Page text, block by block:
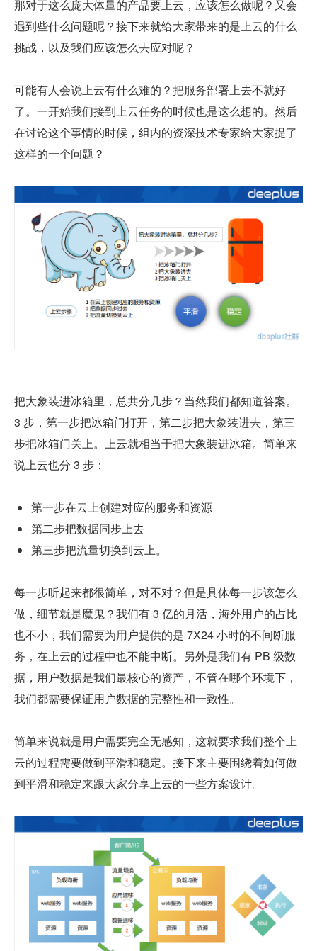
那对于这么庞大体量的产品要上云，应该怎么做呢？又会
遇到些什么问题呢？接下来就给大家带来的是上云的什么
挑战，以及我们应该怎么去应对呢？
可能有人会说上云有什么难的？把服务部署上去不就好
了。一开始我们接到上云任务的时候也是这么想的。然后
在讨论这个事情的时候，组内的资深技术专家给大家提了
这样的一个问题？
把大象装进冰箱里，总共分几步？当然我们都知道答案。
3 步，第一步把冰箱门打开，第二步把大象装进去，第三
步把冰箱门关上。上云就相当于把大象装进冰箱。简单来
说上云也分 3 步：
第一步在云上创建对应的服务和资源
第二步把数据同步上去
第三步把流量切换到云上。
每一步听起来都很简单，对不对？但是具体每一步该怎么
做，细节就是魔鬼？我们有 3 亿的月活，海外用户的占比
也不小，我们需要为用户提供的是 7X24 小时的不间断服
务，在上云的过程中也不能中断。另外是我们有 PB 级数
据，用户数据是我们最核心的资产，不管在哪个环境下，
我们都需要保证用户数据的完整性和一致性。
简单来说就是用户需要完全无感知，这就要求我们整个上
云的过程需要做到平滑和稳定。接下来主要围绕着如何做
到平滑和稳定来跟大家分享上云的一些方案设计。